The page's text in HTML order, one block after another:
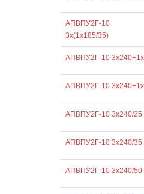
АПВПУ2Г-10
3х(1х185/35)
АПВПУ2Г-10
АПВПУ2Г-10
АПВПУ2Г-10 3х240/25
АПВПУ2Г-10 3х240/35
АПВПУ2Г-10 3х240/50